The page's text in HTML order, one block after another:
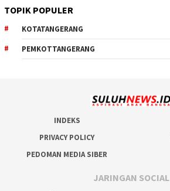
TOPIK POPULER
KOTATANGERANG
PEMKOTTANGERANG
INDEKS
PRIVACY POLICY
PEDOMAN MEDIA SIBER
JARINGAN SOCIAL